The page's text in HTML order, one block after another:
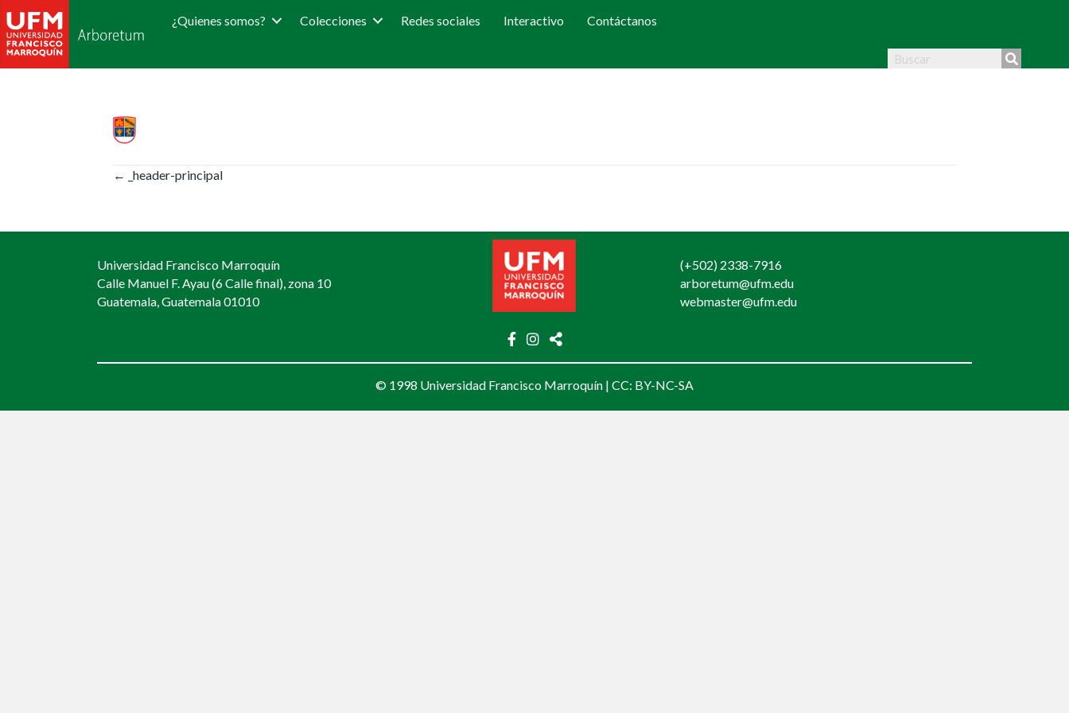
¿Quienes somos? Colecciones Redes sociales Interactivo Contáctanos
Posts
← _header-principal
Universidad Francisco Marroquín
Calle Manuel F. Ayau (6 Calle final), zona 10
Guatemala, Guatemala 01010
(+502) 2338-7916
arboretum@ufm.edu
webmaster@ufm.edu
© 1998 Universidad Francisco Marroquín | CC: BY-NC-SA